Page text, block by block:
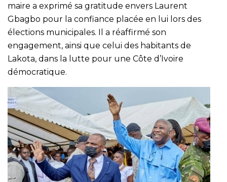
maire a exprimé sa gratitude envers Laurent
Gbagbo pour la confiance placée en lui lors des
élections municipales. Il a réaffirmé son
engagement, ainsi que celui des habitants de
Lakota, dans la lutte pour une Côte d’Ivoire
démocratique.